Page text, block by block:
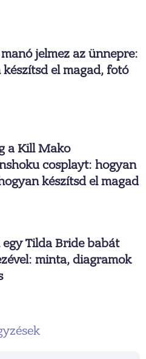
jelmez az ünnepre:
el magad, fotó
a Kill Mako
cosplayt: hogyan
készítsd el magad
Tilda Bride babát
minta, diagramok